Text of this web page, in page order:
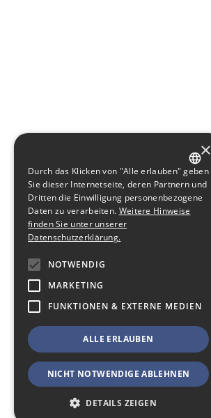
GERMAN
ENGLISH
×
Durch das Klicken von "Alle erlauben" geben
Sie dieser Internetseite, deren Partnern und
Dritten die Einwilligung personenbezogene
Daten zu verarbeiten. Weitere Hinweise
finden Sie unter unserer
Datenschutzerklärung.
NOTWENDIG
MARKETING
FUNKTIONEN & EXTERNE MEDIEN
ALLE ERLAUBEN
NICHT NOTWENDIGE ABLEHNEN
DETAILS ZEIGEN